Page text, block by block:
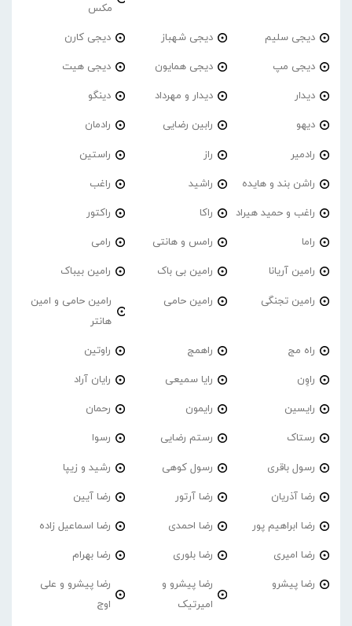
مکس
دیجی سلیم دیجی شهباز دیجی کارن
دیجی مپ دیجی همایون دیجی هیت
دیدار دیدار و مهرداد دینگو
دیهو رابین رضایی رادمان
رادمیر راز راستین
راشن بند و هایده راشید راغب
راغب و حمید هیراد راکا راکتور
راما رامس و هانتی رامی
رامین آریانا رامین بی باک رامین بیباک
رامین تجنگی رامین حامی
رامین حامی و امین
هانتر
راه مج راهمج راوتین
راوِن رایا سمیعی رایان آراد
رایسین رایمون رحمان
رستاک رستم رضایی رسوا
رسول باقری رسول کوهی رشید و زیپا
رضا آذریان رضا آرتور رضا آیین
رضا ابراهیم پور رضا احمدی رضا اسماعیل زاده
رضا امیری رضا بلوری رضا بهرام
رضا پیشرو
رضا پیشرو و
امیرتیک
رضا پیشرو و علی
اوج